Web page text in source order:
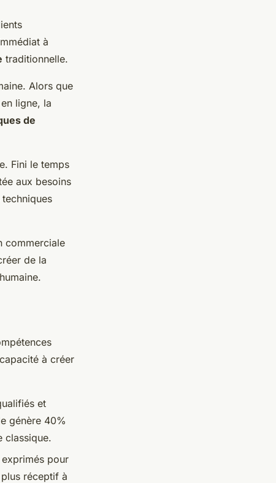
à
traditionnelle.
Alors que
ligne, la
de
Fini le temps
aux besoins
commerciale
de la
à créer
et
génère 40%
classique.
pour
réceptif à